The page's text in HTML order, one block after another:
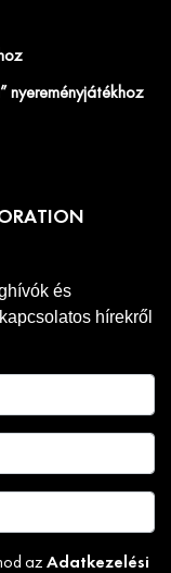
nyereményjátékhoz
és
hírekről
az Adatkezelési